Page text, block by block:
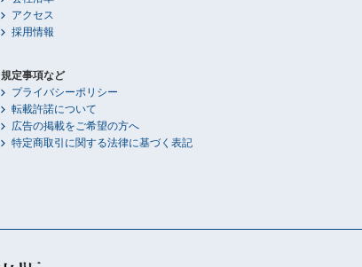
アクセス
採用情報
規定事項など
プライバシーポリシー
転載許諾について
広告の掲載をご希望の方へ
特定商取引に関する法律に基づく表記